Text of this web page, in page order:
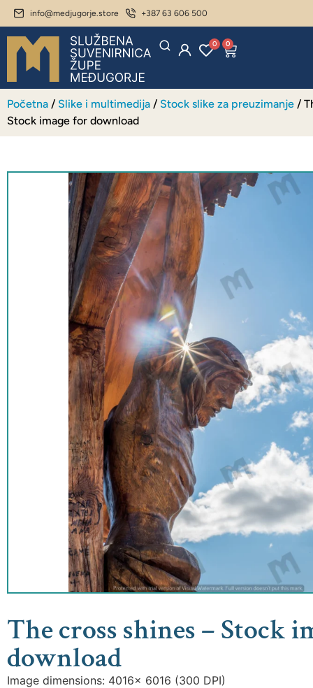
info@medjugorje.store +387 63 606 500
0 0
Početna / Slike i multimedija / Stock slike za preuzimanje /
Stock image for download
The cross shines – Stock
download
Image dimensions: 4016x 6016 (300 DPI)